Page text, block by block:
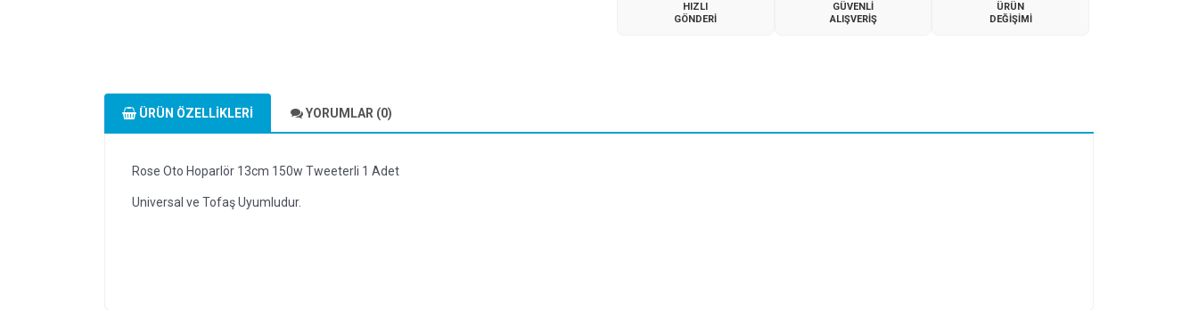
HIZLI
GÖNDERI
GÜVENLI
ALIŞVERIŞ
ÜRÜN
DEĞIŞIMI
ÜRÜN ÖZELLIKLERI YORUMLAR (0)
Rose Oto Hoparlör 13cm 150w Tweeterli 1 Adet
Universal ve Tofaş Uyumludur.